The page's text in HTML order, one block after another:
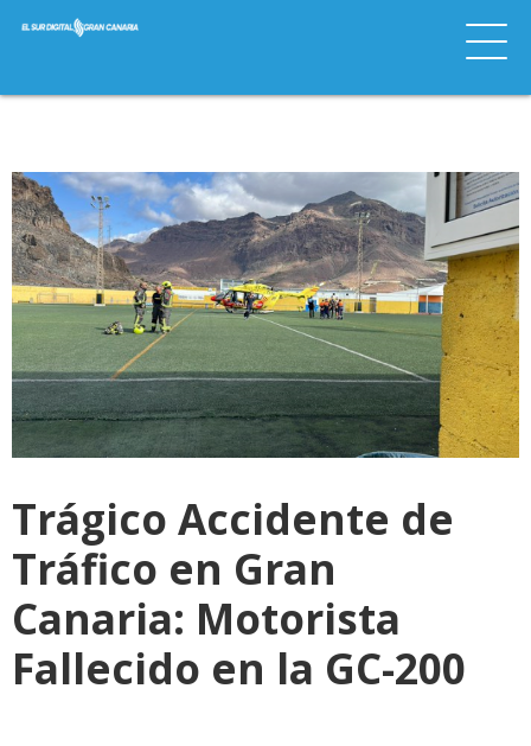
Trágico Accidente de
Tráfico en Gran
Canaria: Motorista
Fallecido en la GC-200